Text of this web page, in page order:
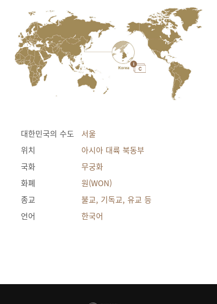
대한민국의 수도
서울
위치
아시아 대륙 북동부
국화
무궁화
화폐
원(WON)
종교
불교, 기독교, 유교 등
언어
한국어